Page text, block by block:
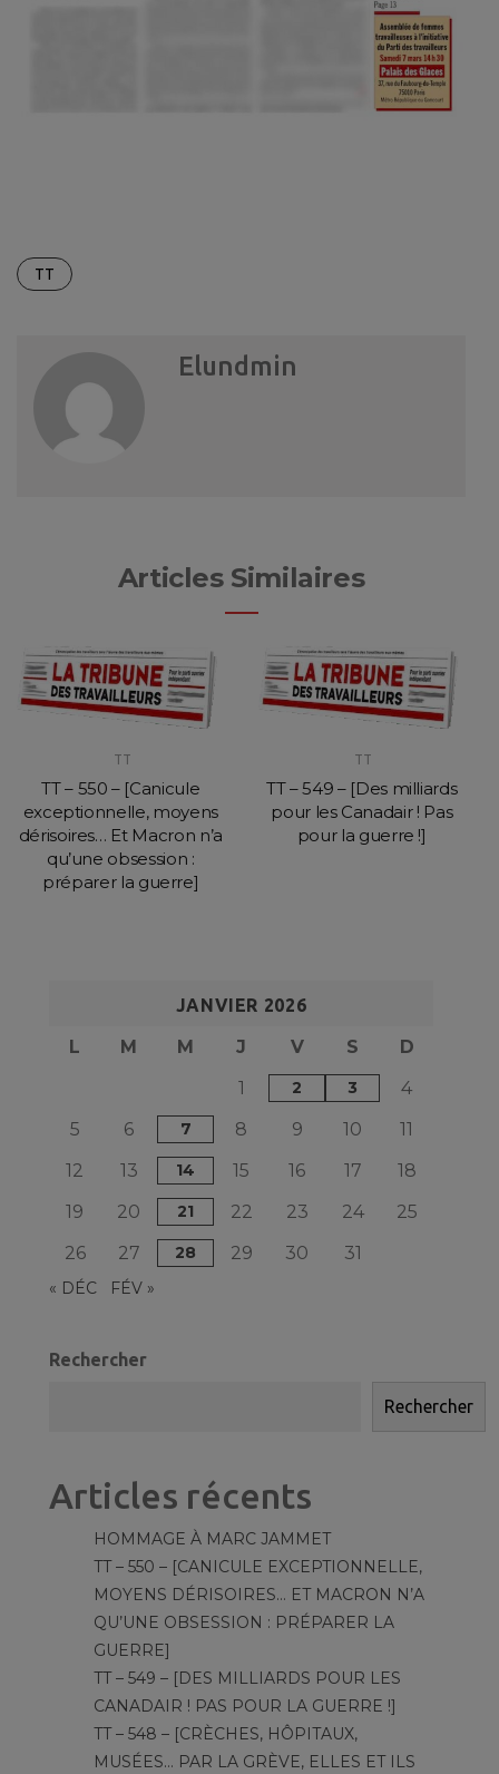
TT
Elundmin
Articles Similaires
TT
TT – 550 – [Canicule
exceptionnelle, moyens
dérisoires… Et Macron n’a
qu’une obsession :
préparer la guerre]
TT
TT – 549 – [Des milliards
pour les Canadair ! Pas
pour la guerre !]
JANVIER 2026
L M M J V S
D
1
2 3
4
5
6 7 8 9 10
11
12
13 14 15 16 17
18
19
20 21 22 23 24
25
26
27 28 29 30 31
« DÉC FÉV »
Rechercher
Rechercher
Articles récents
HOMMAGE À MARC JAMMET
TT – 550 – [CANICULE EXCEPTIONNELLE,
MOYENS DÉRISOIRES… ET MACRON N’A
QU’UNE OBSESSION : PRÉPARER LA
GUERRE]
TT – 549 – [DES MILLIARDS POUR LES
CANADAIR ! PAS POUR LA GUERRE !]
TT – 548 – [CRÈCHES, HÔPITAUX,
MUSÉES… PAR LA GRÈVE, ELLES ET ILS